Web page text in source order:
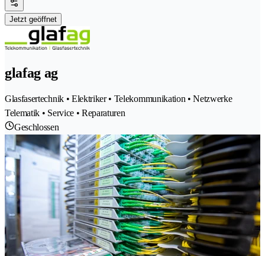
Jetzt geöffnet
glafag ag
Glasfasertechnik • Elektriker • Telekommunikation • Netzwerke
Telematik • Service • Reparaturen
Geschlossen